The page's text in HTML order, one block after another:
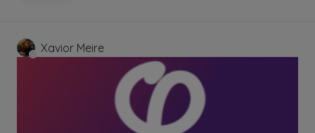
Xavior Meire